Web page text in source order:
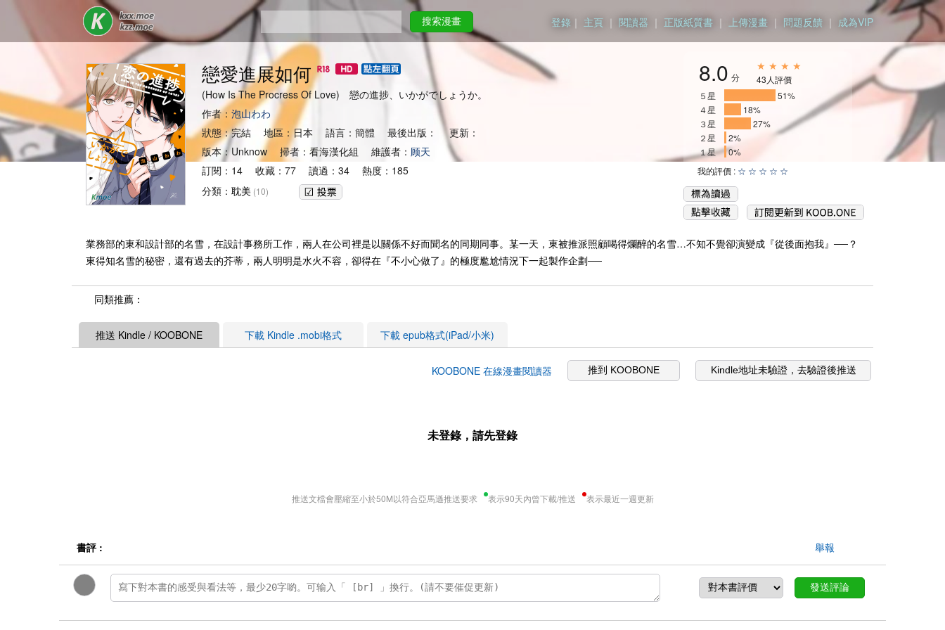
搜索漫畫 登錄 ｜ 主頁 ｜ 閱讀器 ｜ 正版紙質書 ｜ 上傳漫畫 ｜ 問題反饋 ｜ 成為VIP
戀愛進展如何
(How Is The Procress Of Love) 戀の進捗、いかがでしょうか。
作者： 泡山わわ
狀態：完結 地區：日本 語言：簡體 最後出版： 更新：
版本：Unknow 掃者：看海漢化組 維護者： 顾天
訂閱：14 收藏：77 讀過：34 熱度：185
分類： 耽美 (10)
8.0 分
★ ★ ★ ★
43人評價
５星
51%
４星
18%
３星
27%
２星
2%
１星0%
我的評價 : ☆ ☆ ☆ ☆ ☆
業務部的東和設計部的名雪，在設計事務所工作，兩人在公司裡是以關係不好而聞名的同期同事。某一天，東被推派照顧喝得爛醉的名雪…不知不覺卻演變成『從後面抱我』──？
東得知名雪的秘密，還有過去的芥蒂，兩人明明是水火不容，卻得在『不小心做了』的極度尷尬情況下一起製作企劃──
同類推薦：
推送 Kindle / KOOBONE 下載 Kindle .mobi格式 下載 epub格式(iPad/小米)
KOOBONE 在線漫畫閱讀器 推到 KOOBONE Kindle地址未驗證，去驗證後推送
未登錄，請先登錄
推送文檔會壓縮至小於50M以符合亞馬遜推送要求 表示90天內曾下載/推送 表示最近一週更新
書評 : 舉報
發送評論